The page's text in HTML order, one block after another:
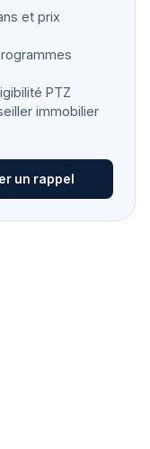
et prix
PTZ
immobilier
un rappel